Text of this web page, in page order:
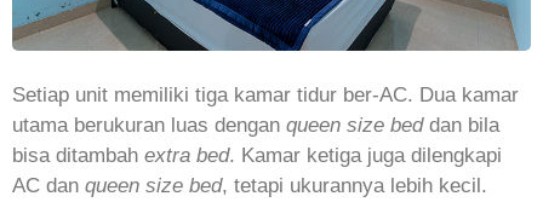
Setiap unit memiliki tiga kamar tidur ber-AC. Dua kamar
utama berukuran luas dengan queen size beddan bila
bisa ditambah extra bed. Kamar ketiga juga dilengkapi
AC dan queen size bed, tetapi ukurannya lebih kecil.